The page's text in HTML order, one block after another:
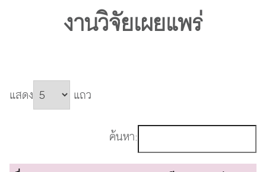
งานวิจัยเผยแพร่
แสดง
แถว
ค้นหา: